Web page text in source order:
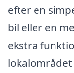
efter en
bil eller en
ekstra